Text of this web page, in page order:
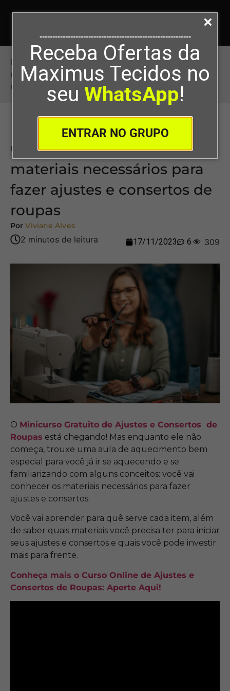
-----------------------------------------------------------
Receba Ofertas da
Maximus Tecidos no
seu WhatsApp!
ENTRAR NO GRUPO
Início>Conheça quais são os materiais
necessários para fazer ajustes e consertos de
roupas
Conheça quais são os
materiais necessários para
fazer ajustes e consertos de
roupas
Por Viviane Alves
17/11/2023 6 309
O Minicurso Gratuito de Ajustes e Consertos de
Roupas está chegando! Mas enquanto ele não
começa, trouxe uma aula de aquecimento bem
especial para você já ir se aquecendo e se
familiarizando com alguns conceitos: você vai
conhecer os materiais necessários para fazer
ajustes e consertos.
Você vai aprender para quê serve cada item, além
de saber quais materiais você precisa ter para iniciar
seus ajustes e consertos e quais você pode investir
mais para frente.
Conheça mais o Curso Online de Ajustes e
Consertos de Roupas: Aperte Aqui!